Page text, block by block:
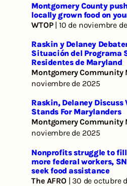
Montgomery County
locally grown food on
WTOP| 10 de noviembre
Raskin y Delaney
Situación del Programa
Residentes de Maryland
Montgomery Community
noviembre de 2025
Raskin, Delaney Discuss
Stands For Marylanders
Montgomery Community
noviembre de 2025
Nonprofits struggle to
more federal workers,
seek food assistance
The AFRO| 30 de octubre